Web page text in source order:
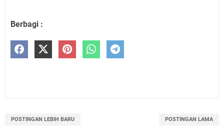
Berbagi :
POSTINGAN LEBIH BARU POSTINGAN LAMA